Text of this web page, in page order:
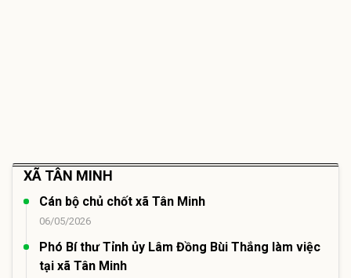
XÃ TÂN MINH
Cán bộ chủ chốt xã Tân Minh
06/05/2026
Phó Bí thư Tỉnh ủy Lâm Đồng Bùi Thắng làm việc
tại xã Tân Minh